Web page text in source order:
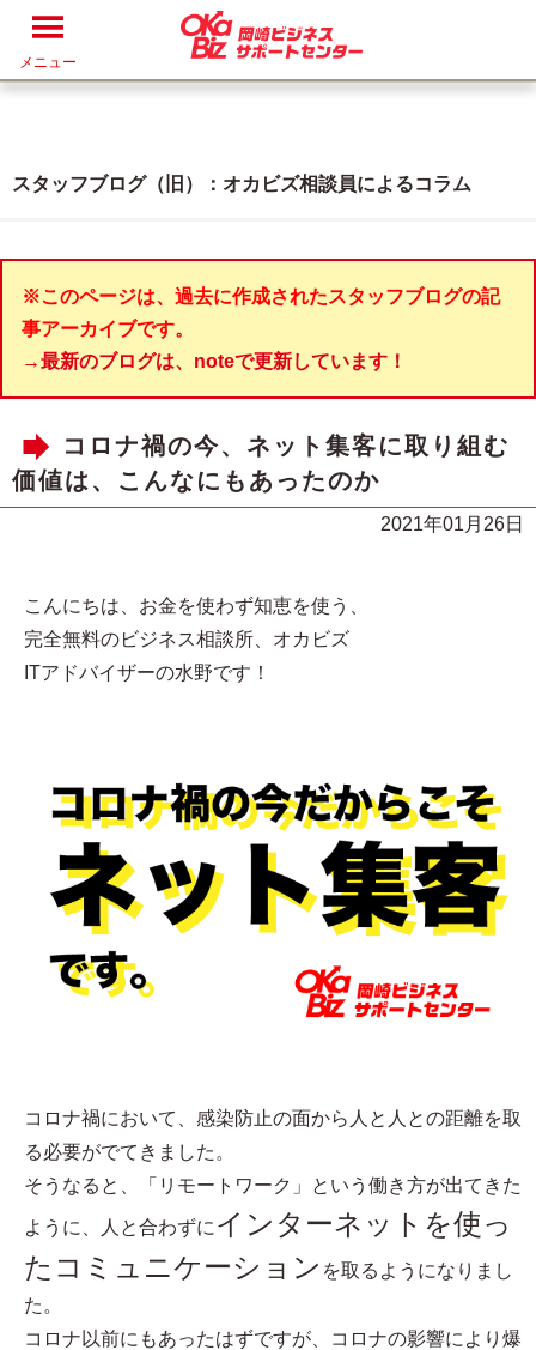
メニュー
スタッフブログ（旧）：オカビズ相談員によるコラム
※このページは、過去に作成されたスタッフブログの記
事アーカイブです。
→最新のブログは、noteで更新しています！
コロナ禍の今、ネット集客に取り組む
価値は、こんなにもあったのか
2021年01月26日
こんにちは、お金を使わず知恵を使う、
完全無料のビジネス相談所、オカビズ
ITアドバイザーの水野です！
コロナ禍において、感染防止の面から人と人との距離を取
る必要がでてきました。
そうなると、「リモートワーク」という働き方が出てきた
ように、人と合わずに インターネットを使っ
たコミュニケーション を取るようになりまし
た。
コロナ以前にもあったはずですが、コロナの影響により爆